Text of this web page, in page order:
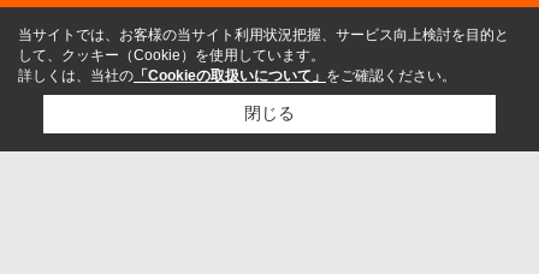
当サイトでは、お客様の当サイト利用状況把握、サービス向上検討を目的と
して、クッキー（Cookie）を使用しています。
詳しくは、当社の 「Cookieの取扱いについて」 をご確認ください。
閉じる